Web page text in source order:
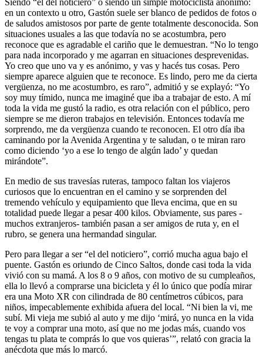
en un contexto u otro, Gastón suele ser blanco de pedidos de fotos o
de saludos amistosos por parte de gente totalmente desconocida. Son
situaciones usuales a las que todavía no se acostumbra, pero
reconoce que es agradable el cariño que le demuestran. “No lo tengo
para nada incorporado y me agarran en situaciones desprevenidas.
Yo creo que uno va y es anónimo, y vas y hacés tus cosas. Pero
siempre aparece alguien que te reconoce. Es lindo, pero me da cierta
vergüenza, no me acostumbro, es raro”, admitió y se explayó: “Yo
soy muy tímido, nunca me imaginé que iba a trabajar de esto. A mí
toda la vida me gustó la radio, es otra relación con el público, pero
siempre se me dieron trabajos en televisión. Entonces todavía me
sorprendo, me da vergüenza cuando te reconocen. El otro día iba
caminando por la Avenida Argentina y te saludan, o te miran raro
como diciendo ‘yo a ese lo tengo de algún lado’ y quedan
mirándote”.
En medio de sus travesías ruteras, tampoco faltan los viajeros
curiosos que lo encuentran en el camino y se sorprenden del
tremendo vehículo y equipamiento que lleva encima, que en su
totalidad puede llegar a pesar 400 kilos. Obviamente, sus pares -
muchos extranjeros- también pasan a ser amigos de ruta y, en el
rubro, se genera una hermandad singular.
Pero para llegar a ser “el del noticiero”, corrió mucha agua bajo el
puente. Gastón es oriundo de Cinco Saltos, donde casi toda la vida
vivió con su mamá. A los 8 o 9 años, con motivo de su cumpleaños,
ella lo llevó a comprarse una bicicleta y él lo único que podía mirar
era una Moto XR con cilindrada de 80 centímetros cúbicos, para
niños, impecablemente exhibida afuera del local. “Ni bien la vi, me
subí. Mi vieja me subió al auto y me dijo ‘mirá, yo nunca en la vida
te voy a comprar una moto, así que no me jodas más, cuando vos
tengas tu plata te comprás lo que vos quieras’”, relató con gracia la
anécdota que más lo marcó.